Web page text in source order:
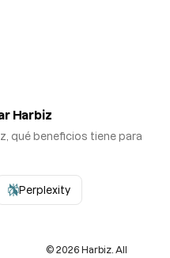
Harbiz
qué beneficios tiene para
Perplexity
© 2026 Harbiz. All